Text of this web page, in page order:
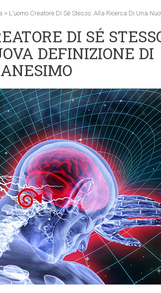
> L’uomo Creatore Di Sé Stesso. Alla Ricerca Di Una
DI SÉ
DEFINIZIONE DI